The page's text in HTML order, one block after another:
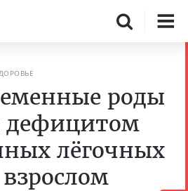
роды
дефицитом
лёгочных